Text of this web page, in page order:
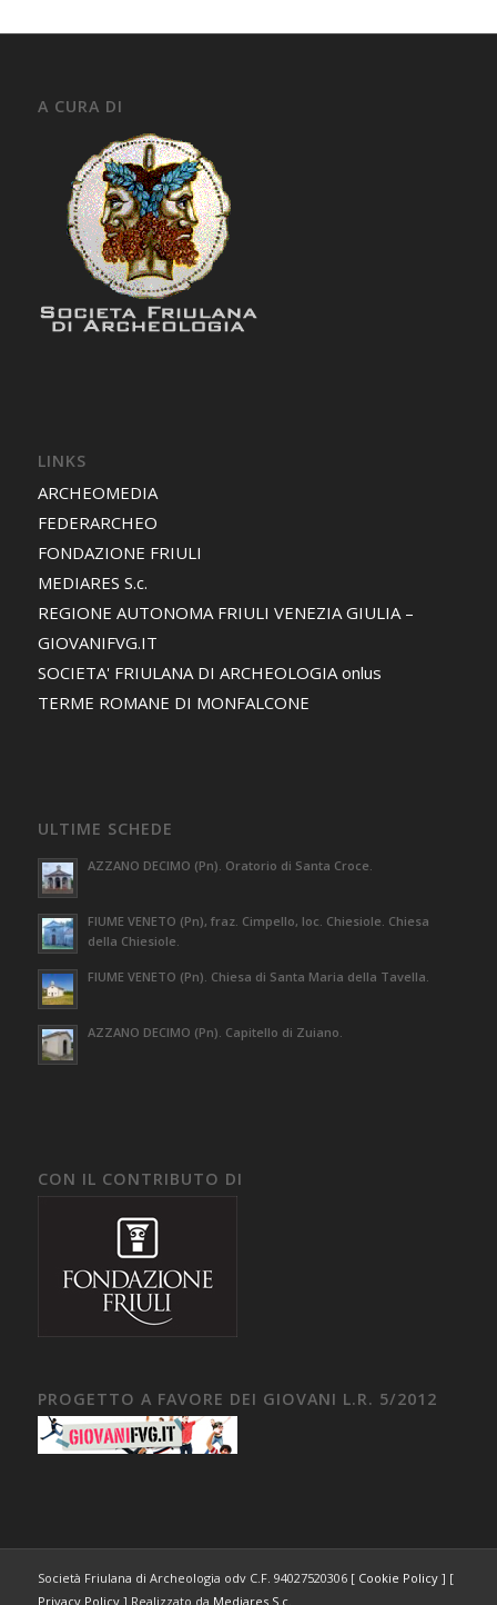
A CURA DI
LINKS
ARCHEOMEDIA
FEDERARCHEO
FONDAZIONE FRIULI
MEDIARES S.c.
REGIONE AUTONOMA FRIULI VENEZIA GIULIA –
GIOVANIFVG.IT
SOCIETA' FRIULANA DI ARCHEOLOGIA onlus
TERME ROMANE DI MONFALCONE
ULTIME SCHEDE
AZZANO DECIMO (Pn). Oratorio di Santa Croce.
FIUME VENETO (Pn), fraz. Cimpello, loc. Chiesiole. Chiesa
della Chiesiole.
FIUME VENETO (Pn). Chiesa di Santa Maria della Tavella.
AZZANO DECIMO (Pn). Capitello di Zuiano.
CON IL CONTRIBUTO DI
PROGETTO A FAVORE DEI GIOVANI L.R. 5/2012
Società Friulana di Archeologia odv C.F. 94027520306 [ Cookie Policy] [
Privacy Policy] Realizzato da Mediares S.c.